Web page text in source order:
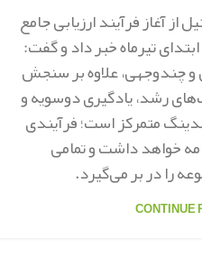
آغاز فرآیند ارزیابی جامع
تیرماه خبر داد و گفت:
و چندوجهی، علاوه بر سنجش
رشد، یادگیری دوسویه و
متمرکز است؛ فرآیندی
خواهد داشت و تمامی
را در بر می‌گیرد.
CONTINUE